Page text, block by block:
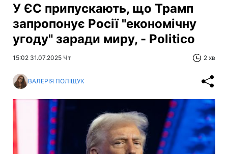
У ЄС припускають, що Трамп
запропонує Росії "економічну
угоду" заради миру, - Politico
15:02 31.07.2025 Чт 2 хв
ВАЛЕРІЯ ПОЛІЩУК